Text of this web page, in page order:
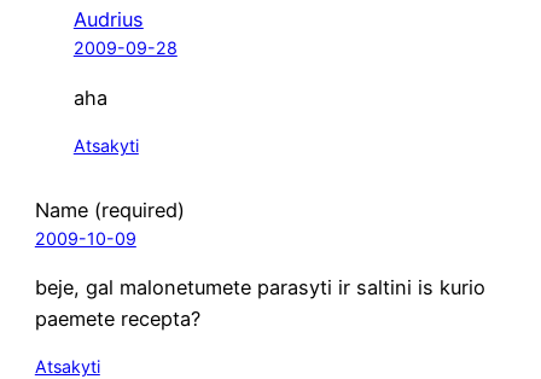
Audrius
2009-09-28
aha
Atsakyti
Name (required)
2009-10-09
beje, gal malo­ne­tu­me­te para­sy­ti ir sal­ti­ni is kurio
pae­me­te recepta?
Atsakyti